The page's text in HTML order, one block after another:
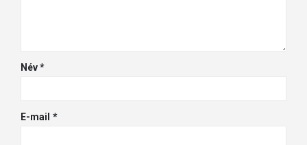
Név*
E-mail *